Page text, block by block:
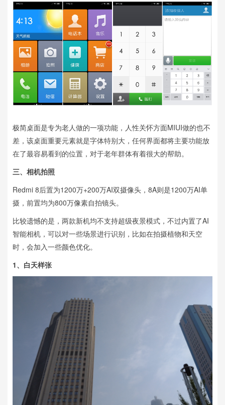
极简桌面是专为老人做的一项功能，人性关怀方面MIUI做的也不
差，该桌面重要元素就是字体特别大，任何界面都将主要功能放
在了最容易看到的位置，对于老年群体有着很大的帮助。
三、 相机拍照
Redmi 8后置为1200万+200万AI双摄像头，8A则是1200万AI单
摄，前置均为800万像素自拍镜头。
比较遗憾的是，两款新机均不支持超级夜景模式，不过内置了AI
智能相机，可以对一些场景进行识别，比如在拍摄植物和天空
时，会加入一些颜色优化。
1、 白天样张